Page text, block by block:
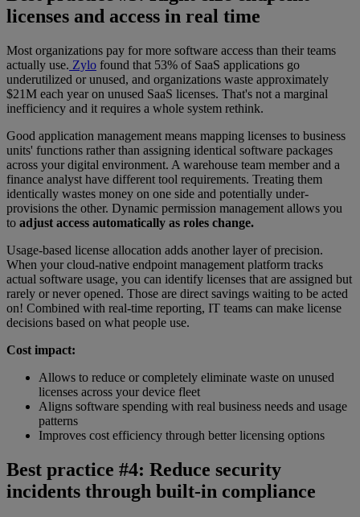
licenses and access in real time
Most organizations pay for more software access than their teams
actually use. Zylo found that 53% of SaaS applications go
underutilized or unused, and organizations waste approximately
$21M each year on unused SaaS licenses. That's not a marginal
inefficiency and it requires a whole system rethink.
Good application management means mapping licenses to business
units' functions rather than assigning identical software packages
across your digital environment. A warehouse team member and a
finance analyst have different tool requirements. Treating them
identically wastes money on one side and potentially under-
provisions the other. Dynamic permission management allows you
to adjust access automatically as roles change.
Usage-based license allocation adds another layer of precision.
When your cloud-native endpoint management platform tracks
actual software usage, you can identify licenses that are assigned but
rarely or never opened. Those are direct savings waiting to be acted
on! Combined with real-time reporting, IT teams can make license
decisions based on what people use.
Cost impact:
Allows to reduce or completely eliminate waste on unused
licenses across your device fleet
Aligns software spending with real business needs and usage
patterns
Improves cost efficiency through better licensing options
Best practice #4: Reduce security
incidents through built-in compliance